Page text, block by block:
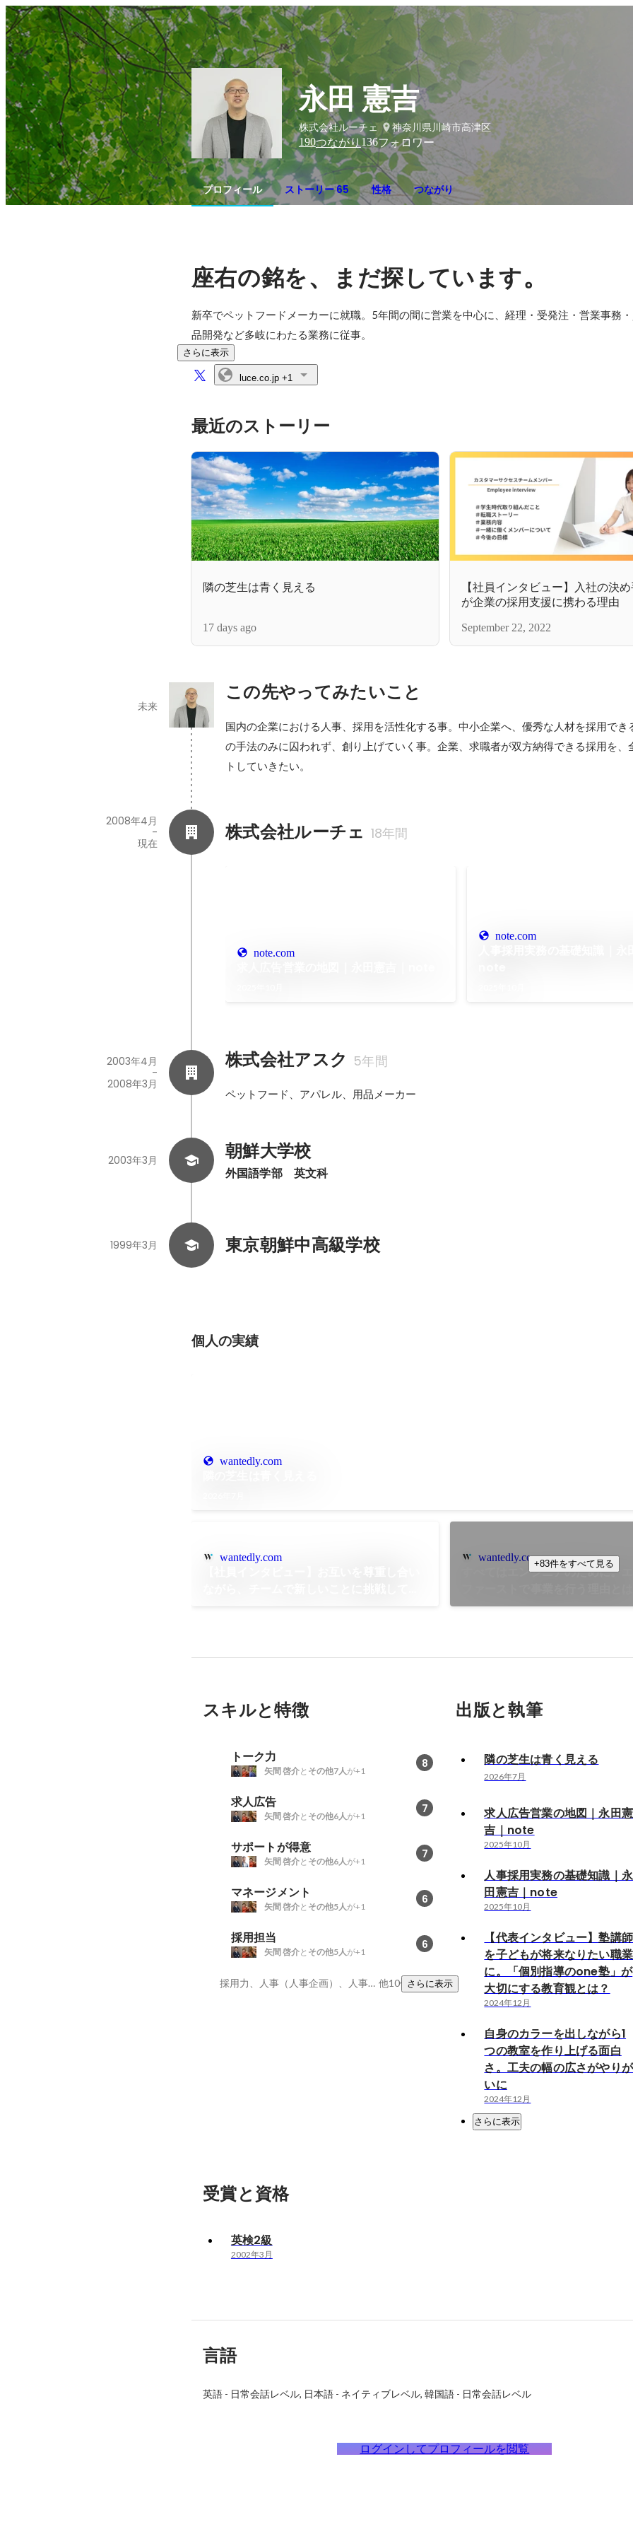
永田 憲吉
株式会社ルーチェ
神奈川県川崎市高津区
190つながり136フォロワー
プロフィール ストーリー 65 性格 つながり
座右の銘を、 まだ探しています。
新卒でペットフードメーカーに就職。5年間の間に営業を中心に、経理・受発注・営業事務
品開発など多岐にわたる業務に従事。
さらに表示
luce.co.jp+1
最近のストーリー
隣の芝生は青く見える
17 days ago
【社員インタビュー】入社の決
が企業の採用支援に携わる理由
September 22, 2022
この先やってみたいこと
未来
国内の企業における人事、採用を活性化する事。中小企業へ、優秀な人材を採用でき
の手法のみに囚われず、創り上げていく事。企業、求職者が双方納得できる採用を、
トしていきたい。
株式会社ルーチェ 18年間
2008年4月
-
現在
note.com
note.com
株式会社アスク 5年間
2003年4月
-
2008年3月
ペットフード、アパレル、用品メーカー
朝鮮大学校
外国語学部　英文科
2003年3月
東京朝鮮中高級学校
1999年3月
個人の実績
wantedly.com
wantedly.com wantedly.com
すべてはエンジニアのために。
+83件をすべて見る
スキルと特徴
トーク力 8
矢間 啓介と その他7人が+1
求人広告 7
矢間 啓介と その他6人が+1
サポートが得意 7
矢間 啓介と その他6人が+1
マネージメント 6
矢間 啓介と その他5人が+1
採用担当 6
矢間 啓介と その他5人が+1
採用力、人事（人事企画）、人事システム 他10件さらに表示
出版と執筆
隣の芝生は青く見える
2026年7月
求人広告営業の地図｜永田憲
吉｜note
2025年10月
人事採用実務の基礎知識｜永
田憲吉｜note
2025年10月
【代表インタビュー】塾講師
を子どもが将来なりたい職業
に。「個別指導のone塾」が
大切にする教育観とは？
2024年12月
自身のカラーを出しながら1
つの教室を作り上げる面白
さ。工夫の幅の広さがやりが
いに
2024年12月
さらに表示
受賞と資格
英検2級
2002年3月
言語
英語- 日常会話レベル 日本語- ネイティブレベル 韓国語- 日常会話レベル
ログインしてプロフィールを閲覧